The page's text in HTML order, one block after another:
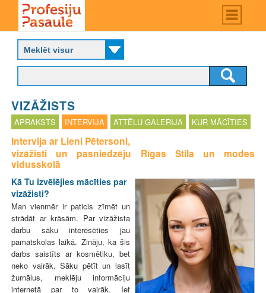
main
content
Main
menu
P
o
f
e
i
j
u
p
a
s
a
u
l
e
VIZĀŽISTS
APRAKSTS INTERVIJA ATTĒLU GALERIJA KUR MĀCĪTIES
Intervija ar Lieni Pētersoni,
vizāžisti un pasniedzēju Rīgas Stila un modes
vidusskolā
Kā Tu izvēlējies mācīties par
vizāžisti?
Man vienmēr ir paticis zīmēt un
strādāt ar krāsām. Par vizāžista
darbu sāku interesēties jau
pamatskolas laikā. Zināju, ka šis
darbs saistīts ar kosmētiku, bet
neko vairāk. Sāku pētīt un lasīt
žurnālus, meklēju informāciju
internetā par to vairāk. Iet